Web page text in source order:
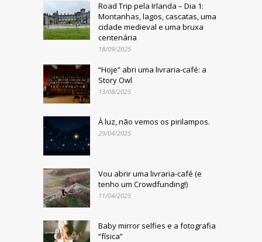
Road Trip pela Irlanda – Dia 1:
Montanhas, lagos, cascatas, uma
cidade medieval e uma bruxa
centenária
18/09/2025
“Hoje” abri uma livraria-café: a
Story Owl
13/08/2025
À luz, não vemos os pirilampos.
29/04/2025
Vou abrir uma livraria-café (e
tenho um Crowdfunding!)
11/04/2025
Baby mirror selfies e a fotografia
“física”